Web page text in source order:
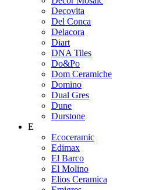
Decovita
Del Conca
Delacora
Diart
DNA Tiles
Do&Po
Dom Ceramiche
Domino
Dual Gres
Dune
Durstone
E
Ecoceramic
Edimax
El Barco
El Molino
Elios Ceramica